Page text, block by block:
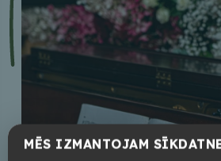
MĒS IZMANTOJAM